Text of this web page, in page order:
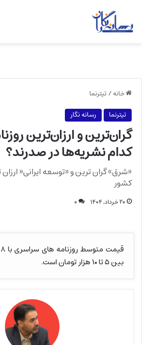
خانه/تیترنما
تیترنما
رسانه نگار
گران‌ترین و ارزان‌ترین
کدام نشریه‌ها در صدرند؟
«شرق» گران ترین و «توسعه ایرانی«
کشور
۲۰ خرداد, ۱۴۰۴ ۰
بین ۵ تا ۱۰ هزار تومان است.